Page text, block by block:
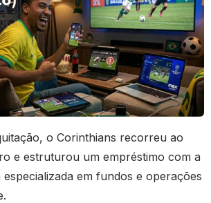
o Corinthians recorreu ao
e estruturou um empréstimo com a
em fundos e operações